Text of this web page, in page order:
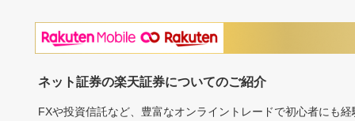
ネット証券の楽天証券についてのご紹介
FXや投資信託など、豊富なオンライントレードで初心者にも